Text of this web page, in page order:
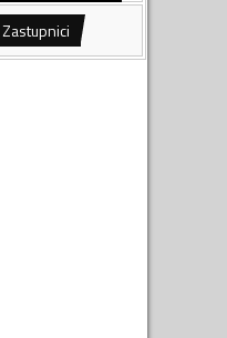
Zastupnici